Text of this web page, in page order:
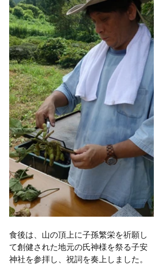
食後は、山の頂上に子孫繁栄を祈願し
て創健された地元の氏神様を祭る子安
神社を参拝し、祝詞を奏上しました。